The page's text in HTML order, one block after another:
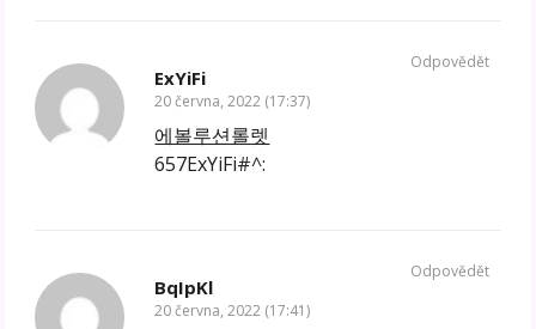
ExYiFi
20 června, 2022 (17:37)
에볼루션롤렛
657ExYiFi#^:
Odpovědět
BqIpKl
20 června, 2022 (17:41)
Odpovědět